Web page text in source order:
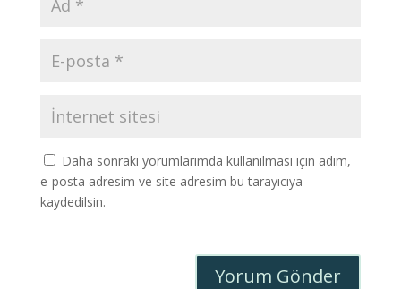
Daha sonraki yorumlarımda kullanılması için adım,
e-posta adresim ve site adresim bu tarayıcıya
kaydedilsin.